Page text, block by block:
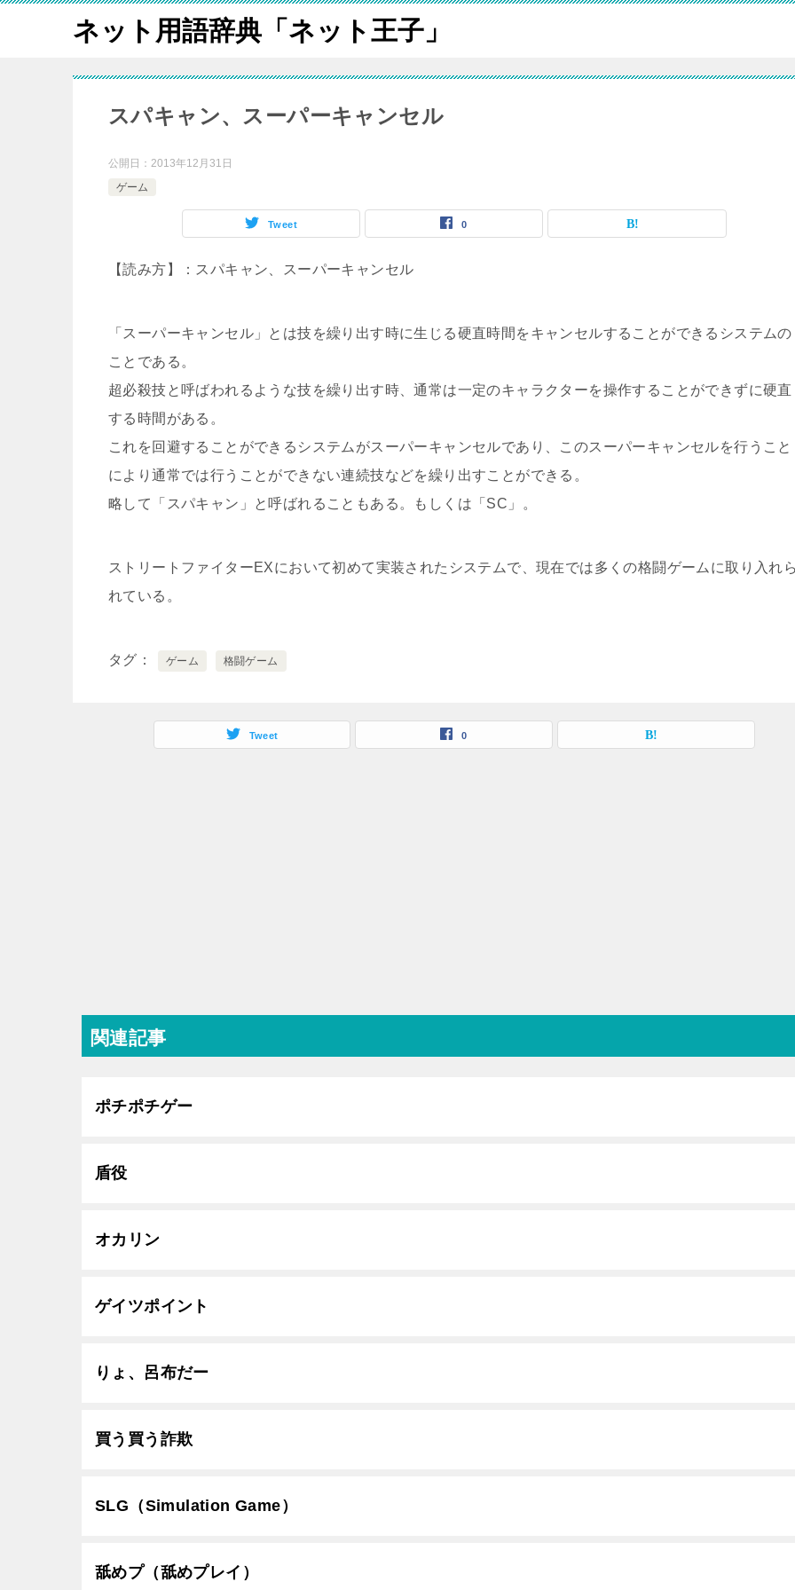
ネット用語辞典「ネット王子」
スパキャン、スーパーキャンセル
公開日： 2013年12月31日
ゲーム
Tweet 0
【読み方】：スパキャン、スーパーキャンセル
「スーパーキャンセル」とは技を繰り出す時に生じる硬直時間をキャンセルすることができるシステムの
ことである。
超必殺技と呼ばわれるような技を繰り出す時、通常は一定のキャラクターを操作することができずに硬直
する時間がある。
これを回避することができるシステムがスーパーキャンセルであり、このスーパーキャンセルを行うこと
により通常では行うことができない連続技などを繰り出すことができる。
略して「スパキャン」と呼ばれることもある。もしくは「SC」。
ストリートファイターEXにおいて初めて実装されたシステムで、現在では多くの格闘ゲームに取り入れ
れている。
タグ ゲーム 格闘ゲーム
Tweet 0
関連記事
ポチポチゲー
盾役
オカリン
ゲイツポイント
りょ、呂布だー
買う買う詐欺
SLG（Simulation Game）
舐めプ（舐めプレイ）